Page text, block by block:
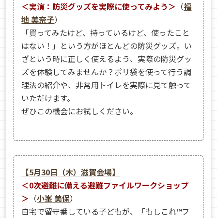
＜実演：防災グッズを実際に使ってみよう＞ （福
地 美奈子）
「買ってみたけど、持っているけど、使ったこと
はない！」という方がほとんどの防災グッズ。い
ざという時に正しく使えるよう、実際の防災グッ
ズを体験してみませんか？ポリ袋を使って行う調
理法の紹介や、非常用トイレを実際に見て触って
いただけます。
ぜひこの機会にお試しください。
【5月30日（木）滋賀会場】
＜0次避難に備える避難ファイルワークショップ
＞ （小峯 美保）
自宅で留守番している子どもが、「もしこれ™フ